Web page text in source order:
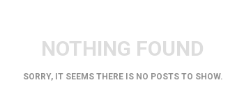
NOTHING FOUND
SORRY, IT SEEMS THERE IS NO POSTS TO SHOW.